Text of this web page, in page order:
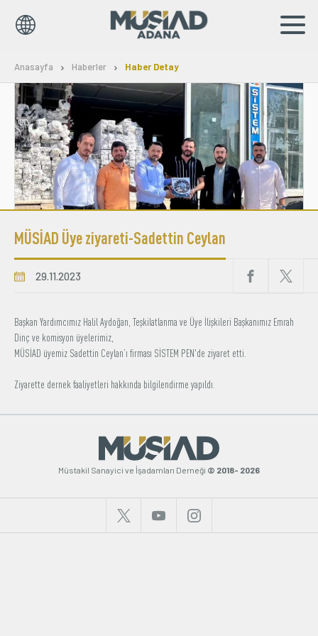
Kurumsal
Markalar
Haberler
Yayınlar
Sosyal Sorumluluk
İş Birlikleri
Üyelik
E-İşlemler
Anasayfa Haberler Haber Detay
MÜSİAD Üye ziyareti-Sadettin Ceylan
29.11.2023
Başkan Yardımcımız Halil Aydoğan, Teşkilatlanma ve Üye İlişkileri Başkanımız Emrah
Dinç ve komisyon üyelerimiz,
MÜSİAD üyemiz Sadettin Ceylan’ı firması SİSTEM PEN'de ziyaret etti.
Ziyarette dernek faaliyetleri hakkında bilgilendirme yapıldı.
Müstakil Sanayici ve İşadamları Derneği © 2018- 2026